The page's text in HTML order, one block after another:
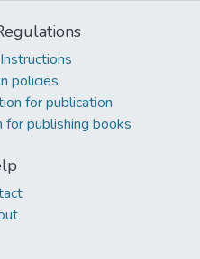
policies
for publication
for publishing books